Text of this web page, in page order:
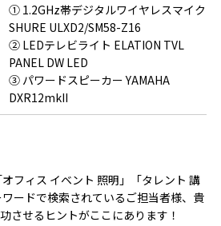
① 1.2GHz帯デジタルワイヤレスマイク
SHURE ULXD2/SM58-Z16
② LEDテレビライト ELATION TVL
PANEL DW LED
③ パワードスピーカー YAMAHA
DXR12mkII
オフィス イベント 照明」「タレント 講
ードで検索されているご担当者様、貴
させるヒントがここにあります！